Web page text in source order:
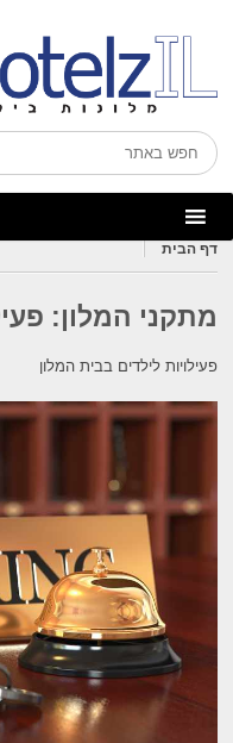
דף הבית
מתקני המלון:
פעילויות לילדים בבית המלון